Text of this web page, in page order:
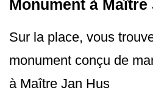
Monument à Maître
Sur la place, vous
monument conçu de
à Maître Jan Hus